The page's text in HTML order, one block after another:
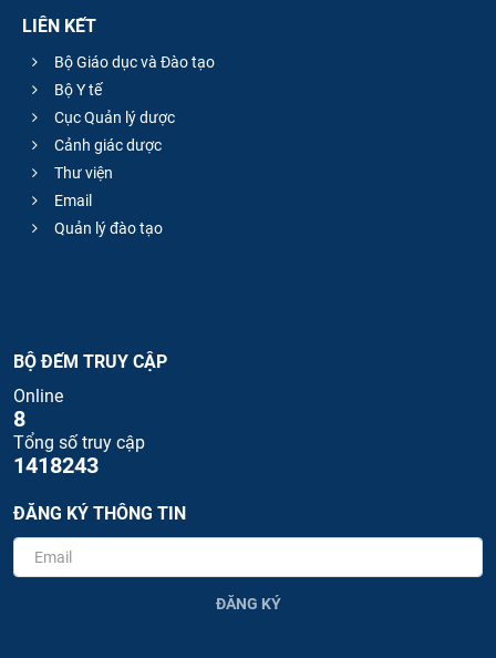
LIÊN KẾT
Bộ Giáo dục và Đào tạo
Bộ Y tế
Cục Quản lý dược
Cảnh giác dược
Thư viện
Email
Quản lý đào tạo
BỘ ĐẾM TRUY CẬP
Online
8
Tổng số truy cập
1418243
ĐĂNG KÝ THÔNG TIN
ĐĂNG KÝ